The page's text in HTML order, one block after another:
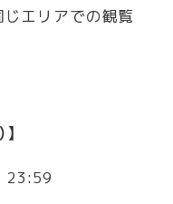
エリアでの観覧
23:59